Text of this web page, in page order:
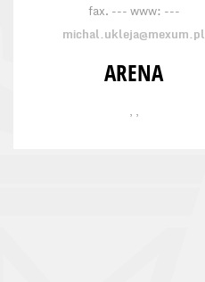
fax. --- www: ---
michal.ukleja@mexum.pl
ARENA
, ,